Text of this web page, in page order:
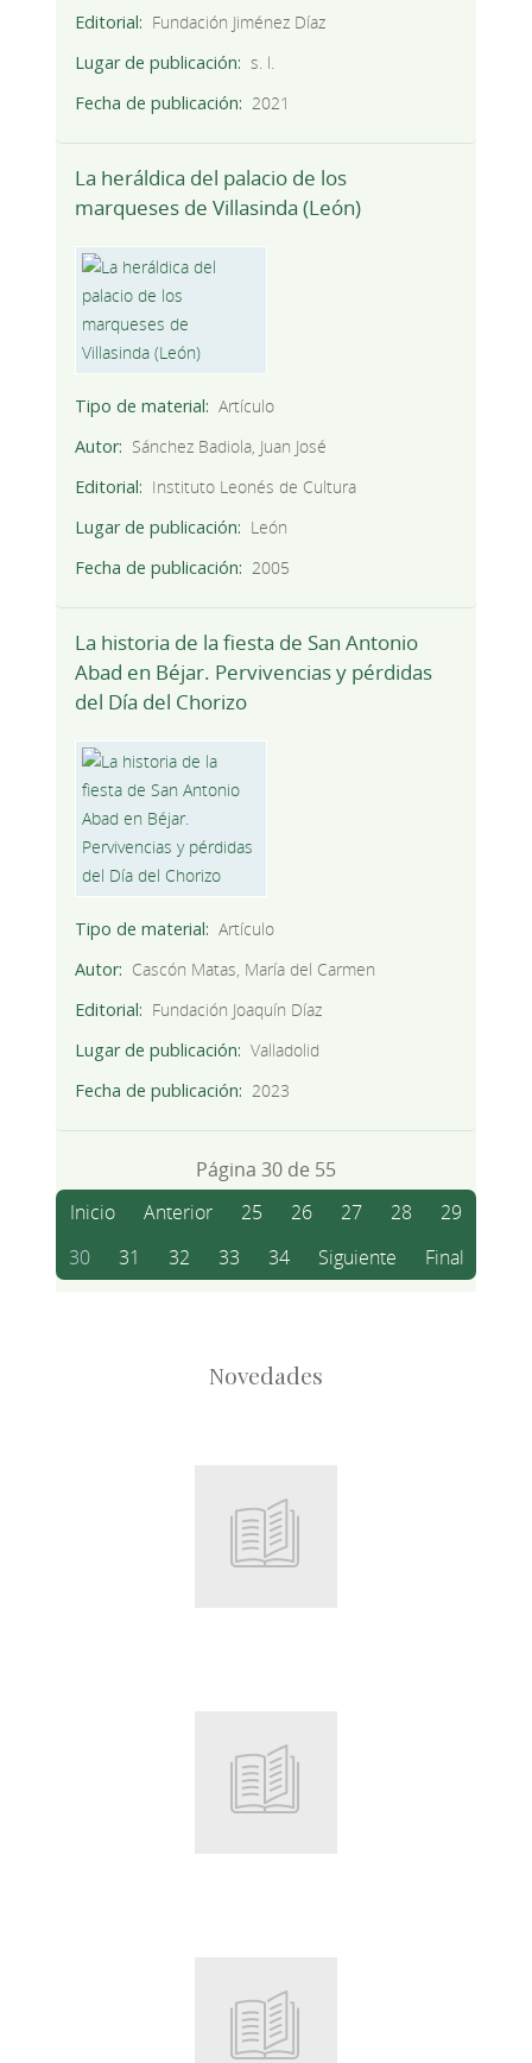
Editorial
Fundación Jiménez Díaz
Lugar de publicación
s. l.
Fecha de publicación
2021
La heráldica del palacio de los
marqueses de Villasinda (León)
Tipo de material
Artículo
Autor
Sánchez Badiola, Juan José
Editorial
Instituto Leonés de Cultura
Lugar de publicación
León
Fecha de publicación
2005
La historia de la fiesta de San Antonio
Abad en Béjar. Pervivencias y pérdidas
del Día del Chorizo
Tipo de material
Artículo
Autor
Cascón Matas, María del Carmen
Editorial
Fundación Joaquín Díaz
Lugar de publicación
Valladolid
Fecha de publicación
2023
Página 30 de 55
Inicio
Anterior 25 26 27 28
29
30
31 32 33 34 Siguiente Final
Novedades
Root
Root
Root